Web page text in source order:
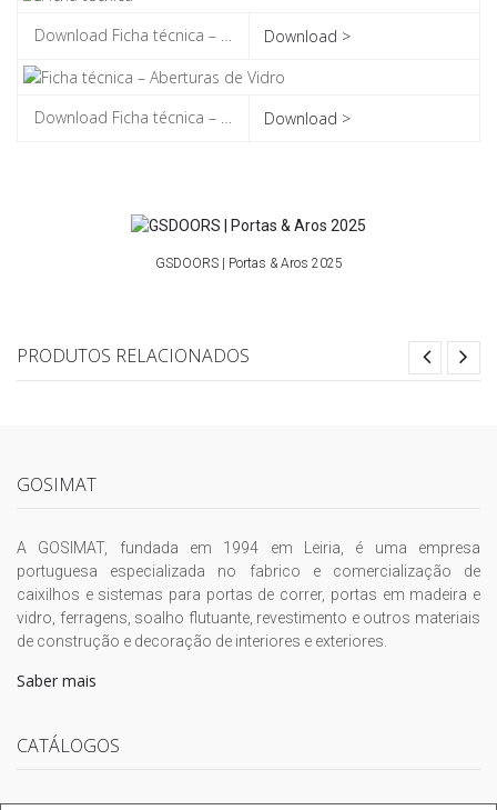
Download >
Download >
GSDOORS | Portas & Aros 2025
PRODUTOS RELACIONADOS
GOSIMAT
A GOSIMAT, fundada em 1994 em Leiria, é uma empresa
portuguesa especializada no fabrico e comercialização de
caixilhos e sistemas para portas de correr, portas em madeira e
vidro, ferragens, soalho flutuante, revestimento e outros materiais
de construção e decoração de interiores e exteriores.
Saber mais
CATÁLOGOS